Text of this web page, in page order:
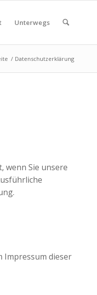
Unterwegs
/ Datenschutzerklärung
wenn Sie unsere
Impressum dieser